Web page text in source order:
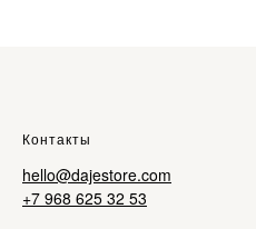
Контакты
hello@dajestore.com
+7 968 625 32 53